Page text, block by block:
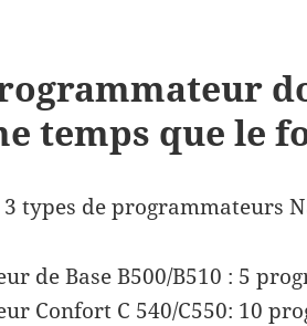
temps que le
types de programmateurs
de Base B500/B510 : 5
Confort C 540/C550: 10